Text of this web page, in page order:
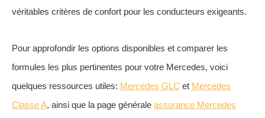
véritables critères de confort pour les conducteurs exigeants.
Pour approfondir les options disponibles et comparer les
formules les plus pertinentes pour votre Mercedes, voici
quelques ressources utiles: Mercedes GLC et Mercedes
Classe A, ainsi que la page générale assurance Mercedes